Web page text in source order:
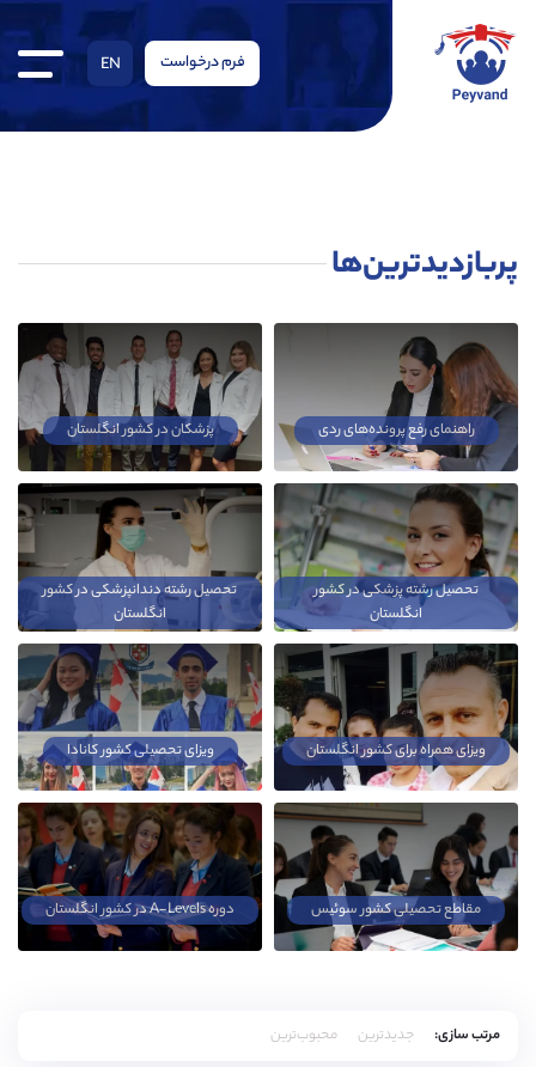
فرم درخواست EN
پربازدیدترین‌ها
راهنمای رفع پرونده‌های ردی پزشکان در کشور انگلستان
تحصیل رشته پزشکی در کشور
انگلستان
تحصیل رشته دندانپزشکی در کشور
انگلستان
ویزای همراه برای کشور انگلستان ویزای تحصیلی کشور کانادا
مقاطع تحصیلی کشور سوئیس دوره A-Levels در کشور انگلستان
مرتب سازی: جدیدترین محبوب‌ترین